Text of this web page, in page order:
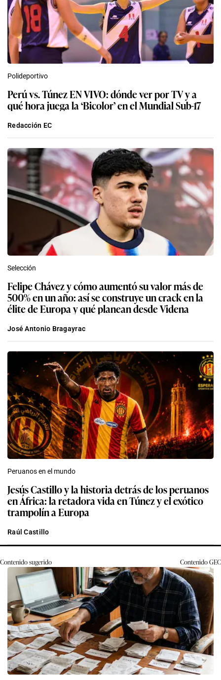
Polideportivo
Perú vs. Túnez EN VIVO: dónde ver por TV y a
qué hora juega la ‘Bicolor’ en el Mundial Sub-17
Redacción EC
Selección
Felipe Chávez y cómo aumentó su valor más de
500% en un año: así se construye un crack en la
élite de Europa y qué planean desde Videna
José Antonio Bragayrac
Peruanos en el mundo
Jesús Castillo y la historia detrás de los peruanos
en África: la retadora vida en Túnez y el exótico
trampolín a Europa
Raúl Castillo
Contenido sugerido ContenidoGEC